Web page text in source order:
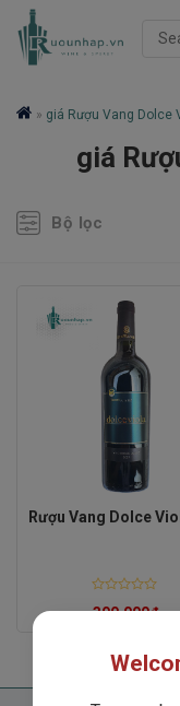
Skip
» giá Rượu Vang Dolce
giá
Bộ lọc
Rượu Vang Dolce
Rated
300,000₫